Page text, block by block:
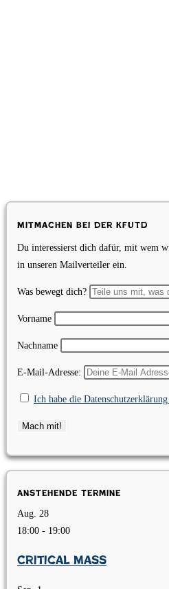
Mitmachen bei der KfUTD
Du interessierst dich dafür, mit wem
in unseren Mailverteiler ein.
Was bewegt dich?
Vorname
Nachname
E-Mail-Adresse:
Ich habe die
Anstehende Termine
Aug. 28
18:00 - 19:00
Critical Mass